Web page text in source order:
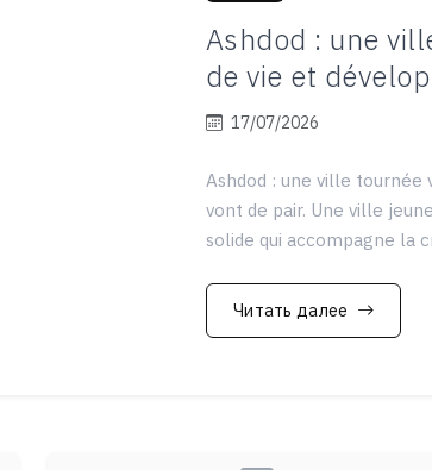
Ashdod : une
de vie et
17/07/2026
Ashdod : une ville tournée
vont de pair. Une ville
solide qui accompagne la
Читать далее